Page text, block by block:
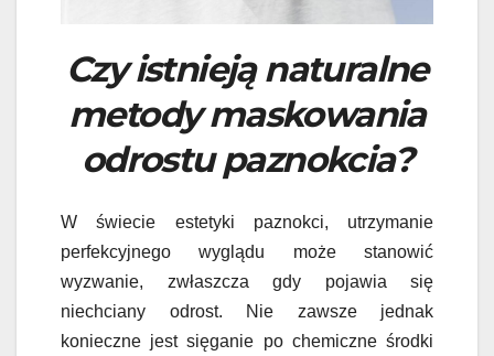
Czy istnieją naturalne
metody maskowania
odrostu paznokcia?
W świecie estetyki paznokci, utrzymanie
perfekcyjnego wyglądu może stanowić
wyzwanie, zwłaszcza gdy pojawia się
niechciany odrost. Nie zawsze jednak
konieczne jest sięganie po chemiczne środki